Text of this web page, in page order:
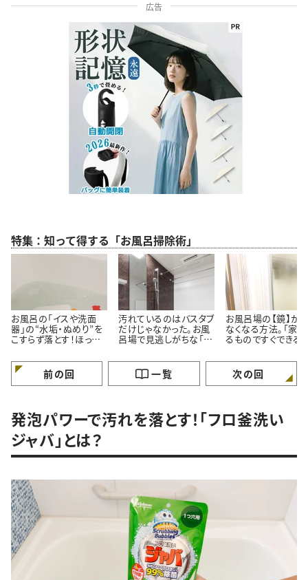
広告
特集：知って得する「お風呂掃除術」
お風呂の「イスや洗面
器」の“水垢・ぬめり”を
こすらず落とす！ほった
汚れているのはバスタブ
だけじゃなかった。お風
呂場で見逃しがちな「意
所」とは
お風呂場の【鏡】が
なくなる方法。「家
るものですぐできる！
いんだ…」
前の回 一覧 次の回
発泡パワーで汚れを落とす！「フロ釜洗い
ジャバ」とは？